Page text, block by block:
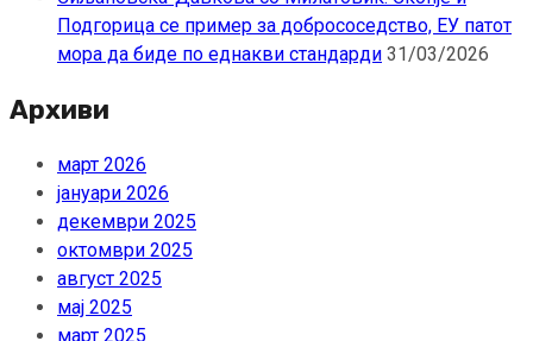
Подгорица се пример за добрососедство, ЕУ патот
мора да биде по еднакви стандарди 31/03/2026
Архиви
март 2026
јануари 2026
декември 2025
октомври 2025
август 2025
мај 2025
март 2025